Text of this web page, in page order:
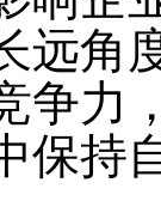
远角
争力
保持